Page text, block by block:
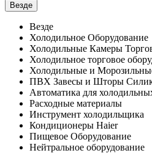
Везде
Везде
Холодильное Оборудование
Холодильные Камеры
Холодильное торговое
Холодильные и
ПВХ Завесы и Шторы
Автоматика для
Расходные материалы
Инструмент холодильщика
Кондиционеры Haier
Пищевое Оборудование
Нейтральное оборудование